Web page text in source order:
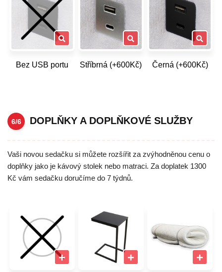
Bez USB portu Stříbrná (+600Kč) Černá (+600Kč)
6/6 DOPLŇKY A DOPLŇKOVÉ SLUŽBY
Vaši novou sedačku si můžete rozšířit za zvýhodněnou cenu o
doplňky jako je kávový stolek nebo matraci. Za doplatek 1300
Kč vám sedačku doručíme do 7 týdnů.